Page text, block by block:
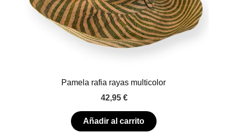
Pamela rafia rayas multicolor
42,95 €
Añadir al carrito